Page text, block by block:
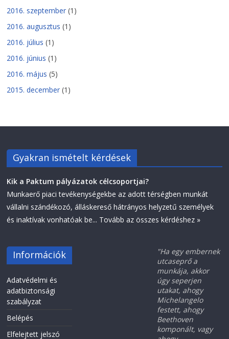
2016. szeptember (1)
2016. augusztus (1)
2016. július (1)
2016. június (1)
2016. május (5)
2015. december (1)
Gyakran ismételt kérdések
Kik a Paktum pályázatok célcsoportjai?
Munkaerő piaci tevékenységekbe az adott térségben munkát
vállalni szándékozó, álláskereső hátrányos helyzetű személyek
és inaktívak vonhatóak be... Tovább az összes kérdéshez »
Információk
Adatvédelmi és
adatbiztonsági
szabályzat
Belépés
Elfelejtett jelszó
"Ha egy embernek
utcaseprő a
munkája, akkor
úgy seperjen
utakat, ahogy
Michelangelo
festett, ahogy
Beethoven
komponált, vagy